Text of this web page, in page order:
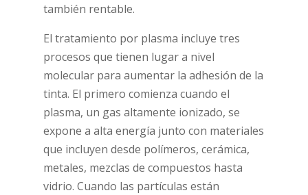
también rentable.
El tratamiento por plasma incluye tres
procesos que tienen lugar a nivel
molecular para aumentar la adhesión de la
tinta. El primero comienza cuando el
plasma, un gas altamente ionizado, se
expone a alta energía junto con materiales
que incluyen desde polímeros, cerámica,
metales, mezclas de compuestos hasta
vidrio. Cuando las partículas están